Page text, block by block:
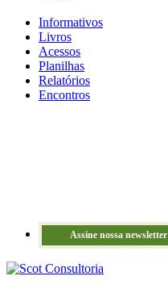
Informativos
Livros
Acessos
Planilhas
Relatórios
Encontros
Assine nossa newsletter